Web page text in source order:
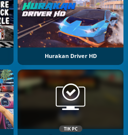
Hurakan Driver HD
TIK PC